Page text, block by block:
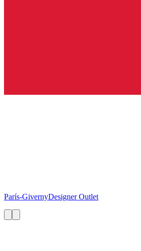
París-GivernyDesigner Outlet